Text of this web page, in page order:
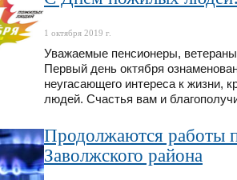
1 октября 2019 г.
Уважаемые пенсионеры,
Первый день октября
неугасающего интереса к жизни,
людей. Счастья вам и
Продолжаются работы
Заволжского района